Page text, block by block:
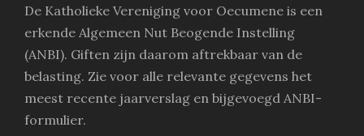
De Katholieke Vereniging voor Oecumene is een
erkende Algemeen Nut Beogende Instelling
(ANBI). Giften zijn daarom aftrekbaar van de
belasting. Zie voor alle relevante gegevens het
meest recente jaarverslag en bijgevoegd ANBI-
formulier.